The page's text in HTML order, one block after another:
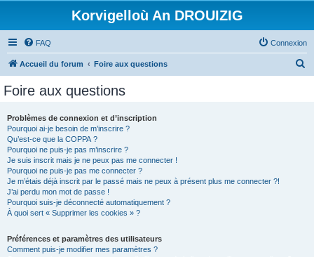
Korvigelloù An DROUIZIG
FAQ Connexion
Accueil du forum Foire aux questions
Foire aux questions
Problèmes de connexion et d’inscription
Pourquoi ai-je besoin de m’inscrire ?
Qu’est-ce que la COPPA ?
Pourquoi ne puis-je pas m’inscrire ?
Je suis inscrit mais je ne peux pas me connecter !
Pourquoi ne puis-je pas me connecter ?
Je m’étais déjà inscrit par le passé mais ne peux à présent plus me connecter ?!
J’ai perdu mon mot de passe !
Pourquoi suis-je déconnecté automatiquement ?
À quoi sert « Supprimer les cookies » ?
Préférences et paramètres des utilisateurs
Comment puis-je modifier mes paramètres ?